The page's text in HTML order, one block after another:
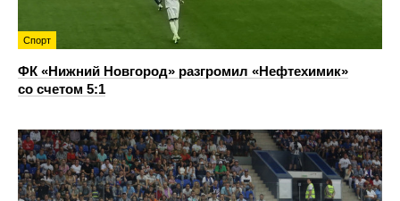
Спорт
ФК «Нижний Новгород» разгромил «Нефтехимик»
со счетом 5:1